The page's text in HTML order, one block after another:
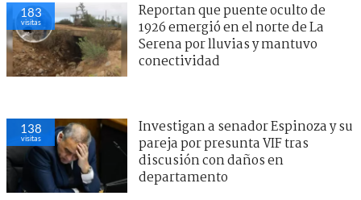
183
visitas
Reportan que puente oculto de
1926 emergió en el norte de La
Serena por lluvias y mantuvo
conectividad
138
visitas
Investigan a senador Espinoza y su
pareja por presunta VIF tras
discusión con daños en
departamento